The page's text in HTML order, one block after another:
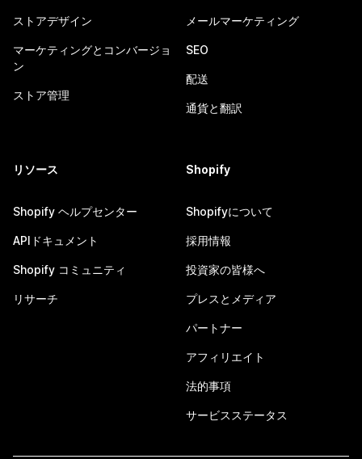
ストアデザイン
マーケティングとコンバージョ
ン
ストア管理
メールマーケティング
SEO
配送
通貨と翻訳
リソース
Shopify ヘルプセンター
APIドキュメント
Shopify コミュニティ
リサーチ
Shopify
Shopifyについて
採用情報
投資家の皆様へ
プレスとメディア
パートナー
アフィリエイト
法的事項
サービスステータス